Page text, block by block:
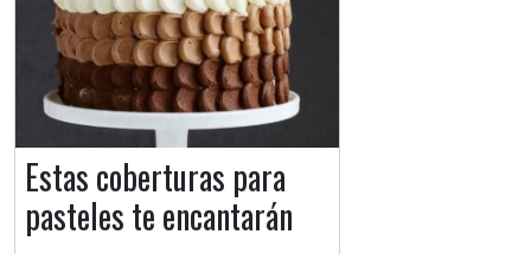
Estas coberturas para
pasteles te encantarán